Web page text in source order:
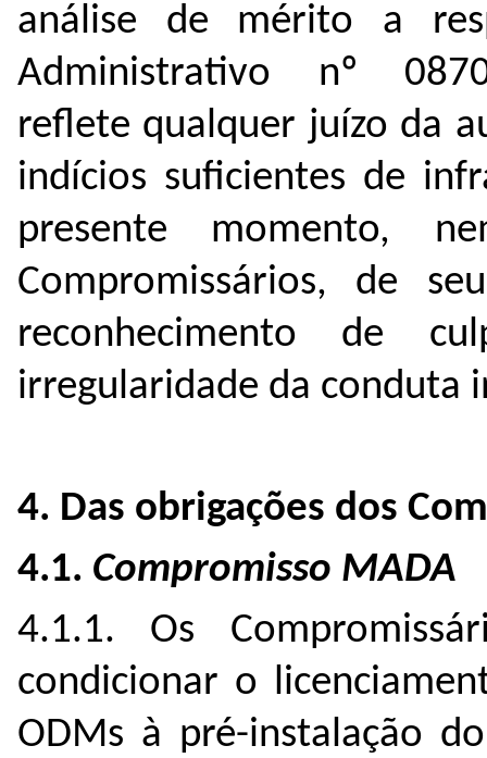
análise de mérito a
Administrativo nº
reflete qualquer juízo da
indícios suficientes de
presente momento,
Compromissários, de
reconhecimento de
irregularidade da conduta
4. Das obrigações dos
4.1. Compromisso MADA
4.1.1. Os
condicionar o
ODMs à pré-instalação